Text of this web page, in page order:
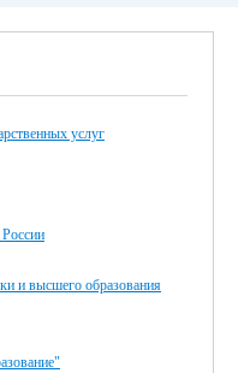
услуг
и высшего образования